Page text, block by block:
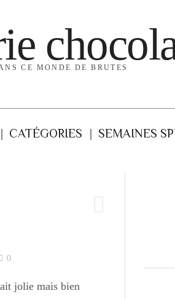
CE MONDE DE BRUTES
CATÉGORIES SEMAINES
0
jolie mais bien